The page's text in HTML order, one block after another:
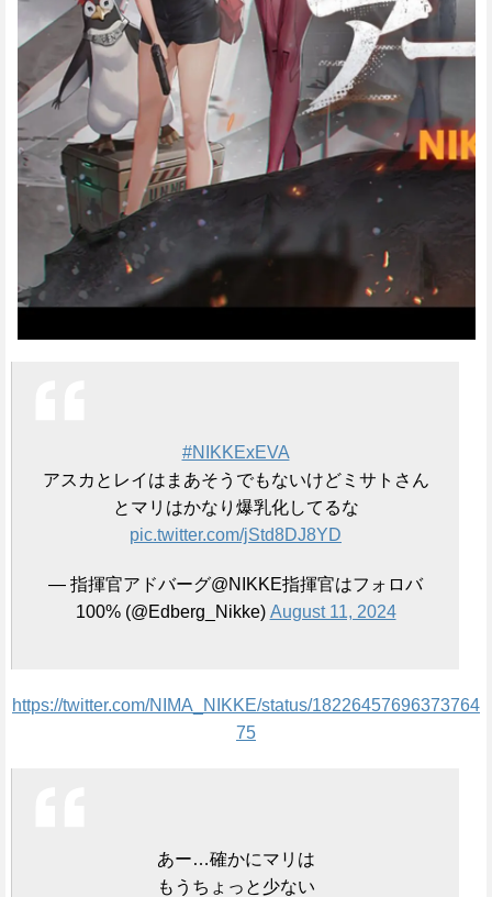
#NIKKExEVA
アスカとレイはまあそうでもないけどミサトさん
とマリはかなり爆乳化してるな
pic.twitter.com/jStd8DJ8YD
— 指揮官アドバーグ@NIKKE指揮官はフォロバ
100% (@Edberg_Nikke) August 11, 2024
https://twitter.com/NIMA_NIKKE/status/18226457696373764
75
あー…確かにマリは
もうちょっと少ない